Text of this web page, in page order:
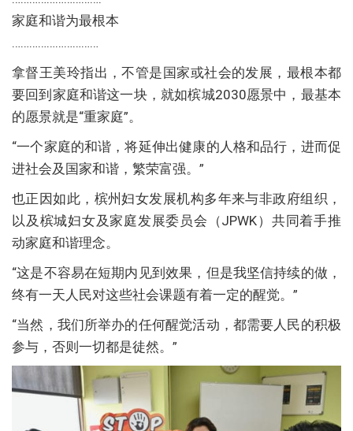
家庭和谐为最根本
…………………………
拿督王美玲指出，不管是国家或社会的发展，最根本都
要回到家庭和谐这一块，就如槟城2030愿景中，最基本
的愿景就是“重家庭”。
“一个家庭的和谐，将延伸出健康的人格和品行，进而促
进社会及国家和谐，繁荣富强。”
也正因如此，槟州妇女发展机构多年来与非政府组织，
以及槟城妇女及家庭发展委员会（JPWK）共同着手推
动家庭和谐理念。
“这是不容易在短期内见到效果，但是我坚信持续的做，
终有一天人民对这些社会课题有着一定的醒觉。”
“当然，我们所举办的任何醒觉活动，都需要人民的积极
参与，否则一切都是徒然。”